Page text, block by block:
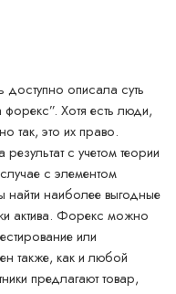
описала суть
форекс”. Хотя есть люди,
так, это их право.
с учетом теории
с элементом
найти наиболее выгодные
актива. Форекс можно
или
также, как и любой
предлагают товар,